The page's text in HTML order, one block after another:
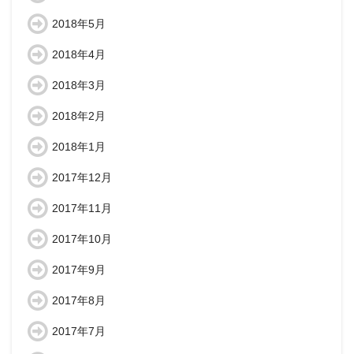
2018年5月
2018年4月
2018年3月
2018年2月
2018年1月
2017年12月
2017年11月
2017年10月
2017年9月
2017年8月
2017年7月